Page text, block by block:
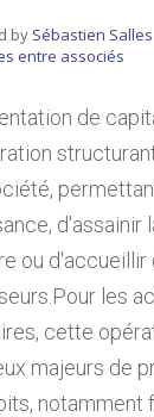
by Sébastien Salles
entre associés
de
d'assainir
ou d'accueillir
les
cette
majeurs de
notamment